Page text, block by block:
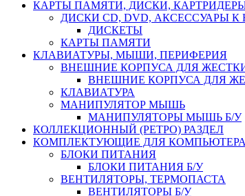
КАРТЫ ПАМЯТИ, ДИСКИ,
ДИСКИ CD, DVD, АКСЕССУАРЫ
ДИСКЕТЫ
КАРТЫ ПАМЯТИ
КЛАВИАТУРЫ, МЫШИ, ПЕРИФЕРИЯ
ВНЕШНИЕ КОРПУСА ДЛЯ
ВНЕШНИЕ КОРПУСА ДЛЯ
КЛАВИАТУРА
МАНИПУЛЯТОР МЫШЬ
МАНИПУЛЯТОРЫ МЫШЬ Б/У
КОЛЛЕКЦИОННЫЙ (РЕТРО) РАЗДЕЛ
КОМПЛЕКТУЮЩИЕ ДЛЯ КОМПЬЮТЕРА
БЛОКИ ПИТАНИЯ
БЛОКИ ПИТАНИЯ Б/У
ВЕНТИЛЯТОРЫ, ТЕРМОПАСТА
ВЕНТИЛЯТОРЫ Б/У